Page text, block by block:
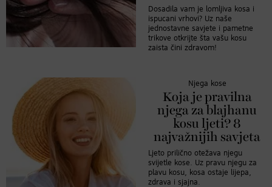
Dosadila vam je lomljiva kosa i
ispucani vrhovi? Uz naše
jednostavne savjete i pametne
trikove otkrijte šta vašu kosu
zaista čini zdravom!
Njega kose
Koja je pravilna
njega za blajhanu
kosu ljeti? 8
najvažnijih savjeta
Ljeto prilično otežava njegu
svijetle kose. Uz pravu njegu za
plavu kosu, kosa ostaje lijepa,
zdrava i sjajna.